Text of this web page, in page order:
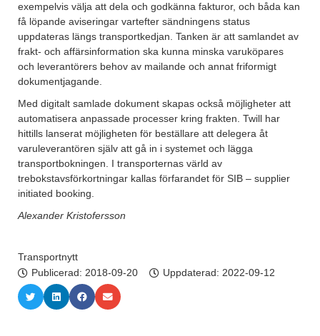
exempelvis välja att dela och godkänna fakturor, och båda kan
få löpande aviseringar vartefter sändningens status
uppdateras längs transportkedjan. Tanken är att samlandet av
frakt- och affärsinformation ska kunna minska varuköpares
och leverantörers behov av mailande och annat friformigt
dokumentjagande.
Med digitalt samlade dokument skapas också möjligheter att
automatisera anpassade processer kring frakten. Twill har
hittills lanserat möjligheten för beställare att delegera åt
varuleverantören själv att gå in i systemet och lägga
transportbokningen. I transporternas värld av
trebokstavsförkortningar kallas förfarandet för SIB – supplier
initiated booking.
Alexander Kristofersson
Transportnytt
Publicerad: 2018-09-20 Uppdaterad: 2022-09-12